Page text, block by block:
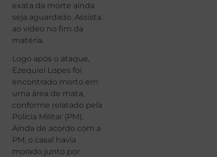
exata da morte ainda
seja aguardado. Assista
ao vídeo no fim da
matéria.
Logo após o ataque,
Ezequiel Lopes foi
encontrado morto em
uma área de mata,
conforme relatado pela
Polícia Militar (PM).
Ainda de acordo com a
PM, o casal havia
morado junto por